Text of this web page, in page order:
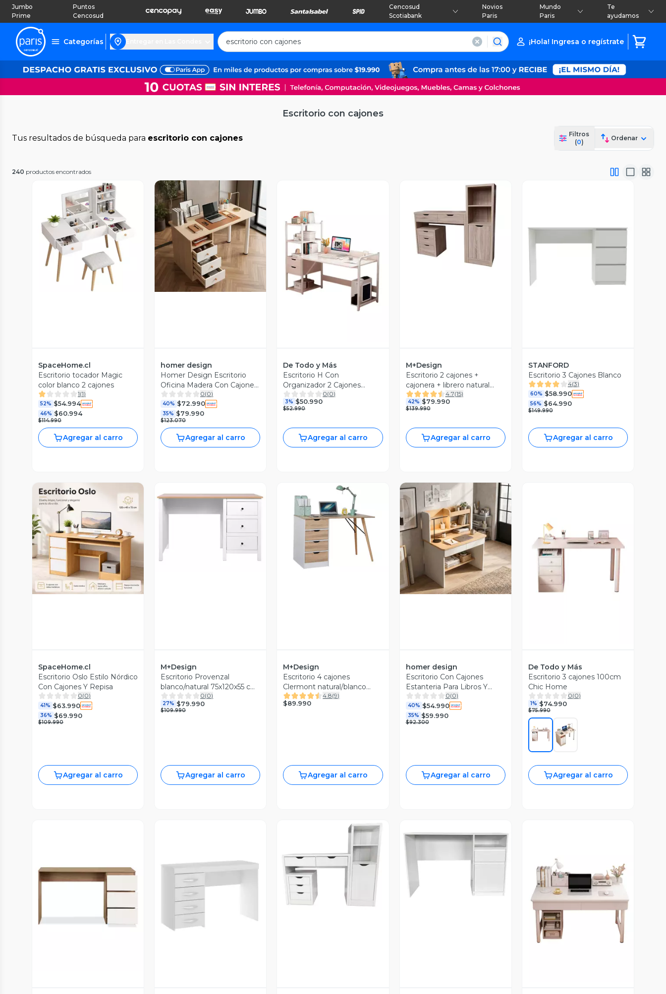
Jumbo
Prime
Puntos
Cencosud
Cencosud
Scotiabank
Novios
Paris
Mundo
Paris
Te
ayudamos
Categorías ¡Hola! Ingresa o regístrate
Escritorio con cajones
Tus resultados de búsqueda para escritorio con cajones
Filtros
(0)
Ordenar
240 productos encontrados
Vista Previa
SpaceHome.cl
Escritorio tocador Magic
color blanco 2 cajones
1(1)
52% $54.994
46% $60.994
$114.990
Agregar al carro
Vista Previa
homer design
Homer Design Escritorio
Oficina Madera Con Cajones
Reforzado Pie Redondo
0(0)
40% $72.990
35% $79.990
$123.070
Agregar al carro
Vista Previa
De Todo y Más
Escritorio H Con
Organizador 2 Cajones
100cm Chic Home
0(0)
3% $50.990
$52.990
Agregar al carro
Vista Previa
M+Design
Escritorio 2 cajones +
cajonera + librero natural
M+Design 4.7(15)
42% $79.990
$139.990
Agregar al carro
Vista Previa
STANFORD
Escritorio 3 Cajones Blanco
4(3)
60% $58.990
56% $64.990
$149.990
Agregar al carro
Vista Previa
SpaceHome.cl
Escritorio Oslo Estilo Nórdico
Con Cajones Y Repisa
0(0)
41% $63.990
36% $69.990
$109.990
Agregar al carro
Vista Previa
M+Design
Escritorio Provenzal
blanco/natural 75x120x55 cm
3 cajones
0(0)
27% $79.990
$109.990
Agregar al carro
Vista Previa
M+Design
Escritorio 4 cajones
Clermont natural/blanco
M+Design 4.8(9)
$89.990
Agregar al carro
Vista Previa
homer design
Escritorio Con Cajones
Estanteria Para Libros Y
Organizador0(0)
40% $54.990
35% $59.990
$92.300
Agregar al carro
De Todo y Más
Escritorio 3 cajones 100cm
Chic Home
0(0)
1% $74.990
$75.990
Agregar al carro
Vista Previa
Vista Previa